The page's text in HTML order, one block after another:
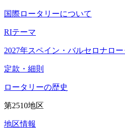
国際ロータリーについて
RIテーマ
2027年スペイン・バルセロナロ
定款・細則
ロータリーの歴史
第2510地区
地区情報